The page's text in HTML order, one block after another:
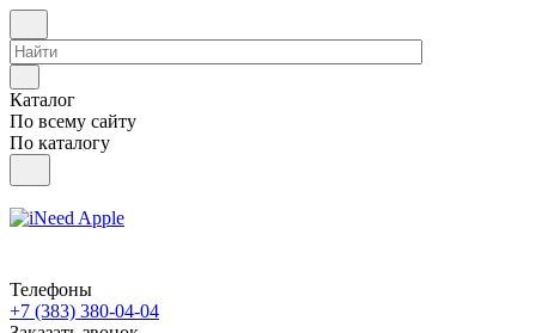
Каталог
По всему сайту
По каталогу
Телефоны
+7 (383) 380-04-04